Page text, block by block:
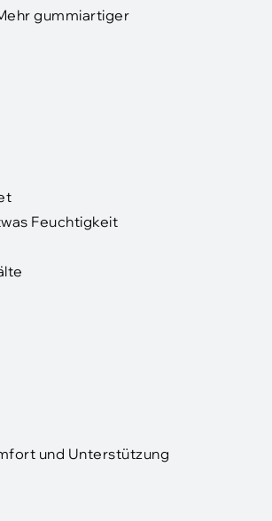
gummiartiger
Feuchtigkeit
und Unterstützung